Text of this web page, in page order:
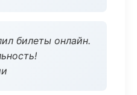
билеты онлайн.